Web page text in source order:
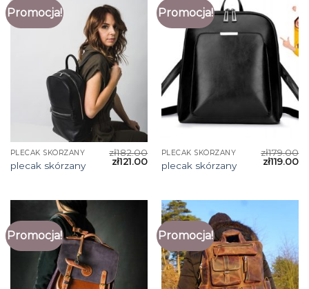
Promocja!
PLECAK SKÓRZANY
plecak skórzany
zł182.00
zł121.00
Promocja!
PLECAK SKÓRZANY
plecak skórzany
zł179.00
zł119.00
Promocja! Promocja!